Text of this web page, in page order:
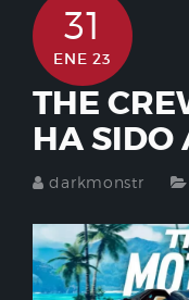
31
ENE 23
THE
HA SIDO
darkmonstr